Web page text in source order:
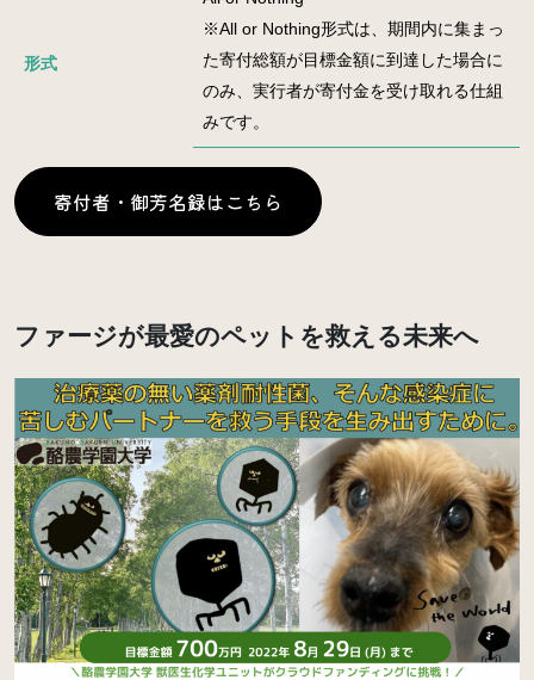
形式
※All or Nothing形式は、期間内に集まっ
た寄付総額が目標金額に到達した場合に
のみ、実行者が寄付金を受け取れる仕組
みです。
寄付者・御芳名録はこちら
ファージが最愛のペットを救える未来へ